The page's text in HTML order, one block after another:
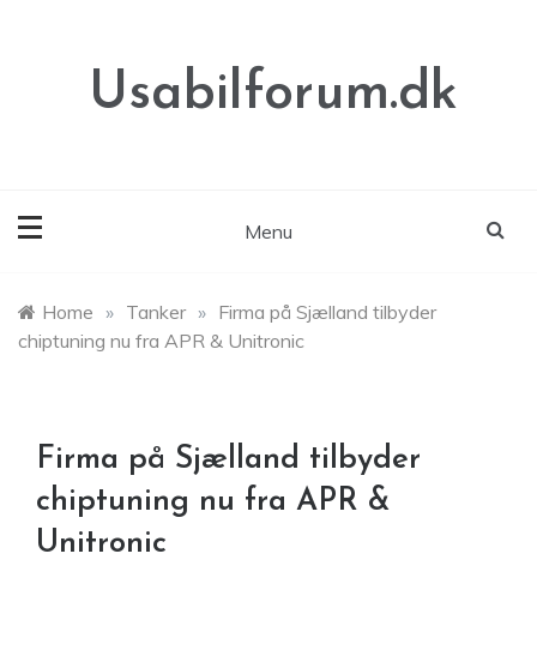
Usabilforum.dk
Menu
Home » Tanker » Firma på Sjælland tilbyder
chiptuning nu fra APR & Unitronic
Firma på Sjælland tilbyder
chiptuning nu fra APR &
Unitronic